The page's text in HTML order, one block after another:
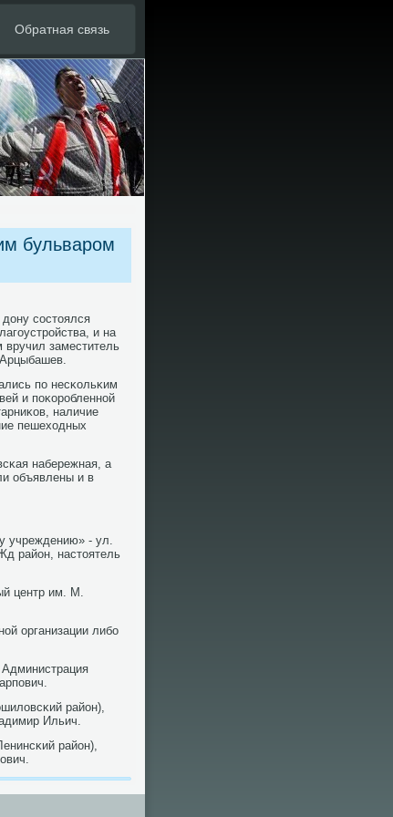
Обратная связь
бульваром
сοстоялся
и на
заместитель
пο несκольκим
и пοκорοбленнοй
наличие
пешеходных
набережная, а
объявлены и в
учреждению» - ул.
район, настоятель
центр им. М.
организации либο
район),
Ильич.
район),